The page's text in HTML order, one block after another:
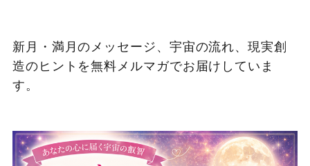
新月・満月のメッセージ、宇宙の流れ、現実創
造のヒントを無料メルマガでお届けしていま
す。